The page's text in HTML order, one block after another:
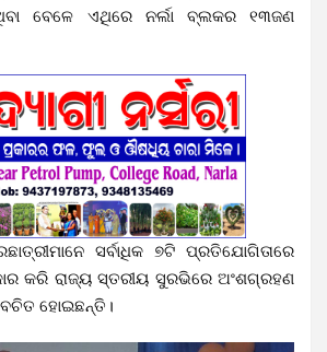
ବେଳେ ଏଥିରେ ନର୍ଲା ବ୍ଲକର ୧୩ଜଣ
ସର୍ବାଧିକ ୭ଟି ପ୍ରତିଯୋଗିତାରେ
କରି ରାଜ୍ୟ ସ୍ତରୀୟ ସୁରଭିରେ ଅଂଶଗ୍ରହଣ
ହୋଇଛନ୍ତି।